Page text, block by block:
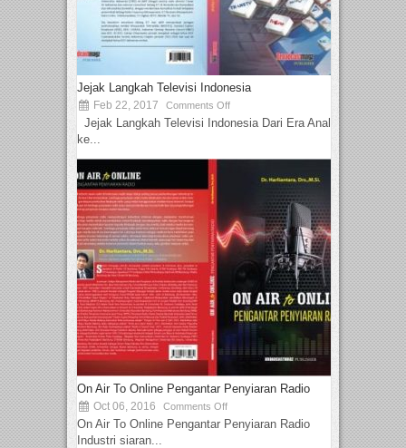
Jejak Langkah Televisi Indonesia
Feb 22, 2017 Comments Off
Jejak Langkah Televisi Indonesia Dari Era Analog
ke...
On Air To Online Pengantar Penyiaran Radio
Oct 06, 2016 Comments Off
On Air To Online Pengantar Penyiaran Radio
Industri siaran...